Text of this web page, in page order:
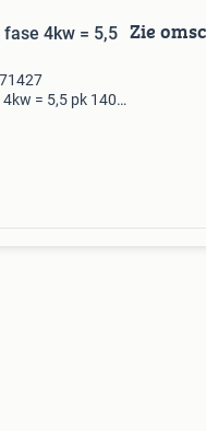
4kw = 5,5
= 5,5 pk 1400
Zie